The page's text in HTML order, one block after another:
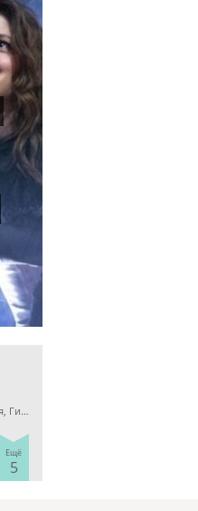
Детская клиника, Прочие медицинские учреждения, Гинекология
Ещё
5